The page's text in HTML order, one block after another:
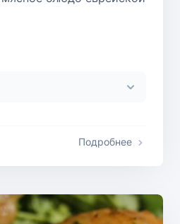
Подробнее